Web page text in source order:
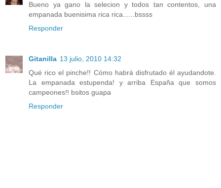
Bueno ya gano la selecion y todos tan contentos, una
empanada buenisima rica rica......bssss
Responder
Gitanilla 13 julio, 2010 14:32
Qué rico el pinche!! Cómo habrá disfrutado él ayudandote.
La empanada estupenda! y arriba España que somos
campeones!! bsitos guapa
Responder